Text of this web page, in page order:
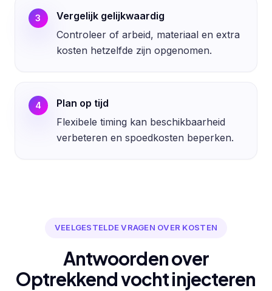
3
Vergelijk gelijkwaardig
Controleer of arbeid, materiaal en extra
kosten hetzelfde zijn opgenomen.
4
Plan op tijd
Flexibele timing kan beschikbaarheid
verbeteren en spoedkosten beperken.
VEELGESTELDE VRAGEN OVER KOSTEN
Antwoorden over
Optrekkend vocht injecteren